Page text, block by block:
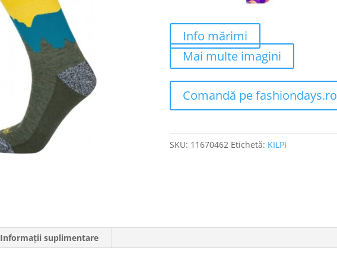
Info mărimi
Mai multe imagini
Comandă pe fashiondays.ro
SKU: 11670462 Etichetă: KILPI
Informații suplimentare